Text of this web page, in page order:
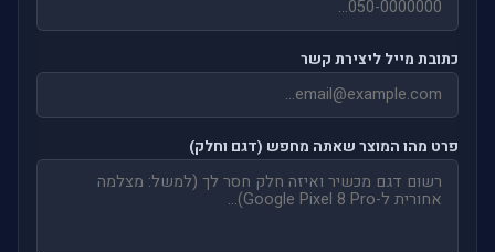
כתובת מייל ליצירת קשר
פרט מהו המוצר שאתה מחפש (דגם וחלק)